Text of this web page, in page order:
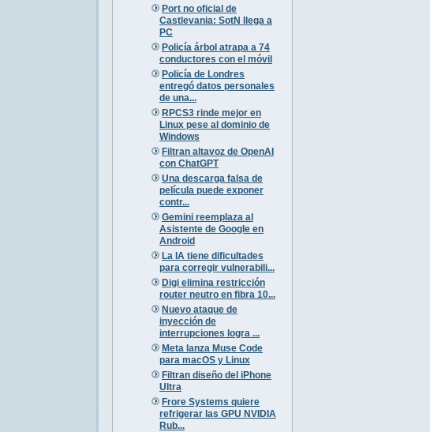
Port no oficial de
Castlevania: SotN llega a
PC
Policía árbol atrapa a 74
conductores con el móvil
Policía de Londres
entregó datos personales
de una...
RPCS3 rinde mejor en
Linux pese al dominio de
Windows
Filtran altavoz de OpenAI
con ChatGPT
Una descarga falsa de
película puede exponer
contr...
Gemini reemplaza al
Asistente de Google en
Android
La IA tiene dificultades
para corregir vulnerabili...
Digi elimina restricción
router neutro en fibra 10...
Nuevo ataque de
inyección de
interrupciones logra ...
Meta lanza Muse Code
para macOS y Linux
Filtran diseño del iPhone
Ultra
Frore Systems quiere
refrigerar las GPU NVIDIA
Rub...